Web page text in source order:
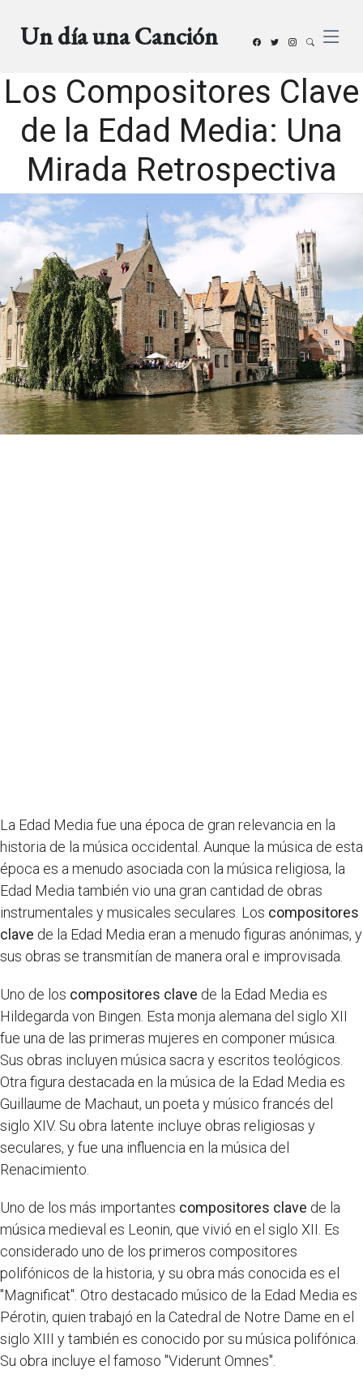
Un día una Canción
Los Compositores Clave
de la Edad Media: Una
Mirada Retrospectiva
La Edad Media fue una época de gran relevancia en la
historia de la música occidental. Aunque la música de esta
época es a menudo asociada con la música religiosa, la
Edad Media también vio una gran cantidad de obras
instrumentales y musicales seculares. Los compositores
clave de la Edad Media eran a menudo figuras anónimas, y
sus obras se transmitían de manera oral e improvisada.
Uno de los compositores clave de la Edad Media es
Hildegarda von Bingen. Esta monja alemana del siglo XII
fue una de las primeras mujeres en componer música.
Sus obras incluyen música sacra y escritos teológicos.
Otra figura destacada en la música de la Edad Media es
Guillaume de Machaut, un poeta y músico francés del
siglo XIV. Su obra latente incluye obras religiosas y
seculares, y fue una influencia en la música del
Renacimiento.
Uno de los más importantes compositores clave de la
música medieval es Leonin, que vivió en el siglo XII. Es
considerado uno de los primeros compositores
polifónicos de la historia, y su obra más conocida es el
"Magnificat". Otro destacado músico de la Edad Media es
Pérotin, quien trabajó en la Catedral de Notre Dame en el
siglo XIII y también es conocido por su música polifónica.
Su obra incluye el famoso "Viderunt Omnes".